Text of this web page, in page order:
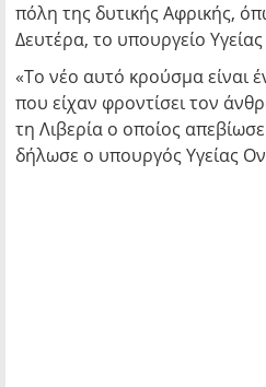
πόλη της δυτικής Αφρικής,
Δευτέρα, το υπουργείο
«Το νέο αυτό κρούσμα είναι
που είχαν φροντίσει τον
τη Λιβερία ο οποίος
δήλωσε ο υπουργός Υγείας